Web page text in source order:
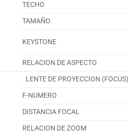
TECHO
TAMAÑO
KEYSTONE
RELACION DE ASPECTO
LENTE DE PROYECCION
F-NUMERO
DISTANCIA FOCAL
RELACION DE ZOOM